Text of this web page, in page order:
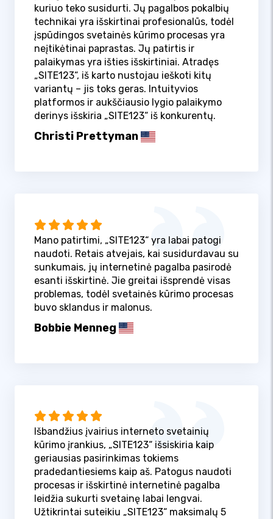
kuriuo teko susidurti. Jų pagalbos pokalbių
technikai yra išskirtinai profesionalūs, todėl
įspūdingos svetainės kūrimo procesas yra
neįtikėtinai paprastas. Jų patirtis ir
palaikymas yra išties išskirtiniai. Atradęs
„SITE123“, iš karto nustojau ieškoti kitų
variantų – jis toks geras. Intuityvios
platformos ir aukščiausio lygio palaikymo
derinys išskiria „SITE123“ iš konkurentų.
Christi Prettyman
Mano patirtimi, „SITE123“ yra labai patogi
naudoti. Retais atvejais, kai susidurdavau su
sunkumais, jų internetinė pagalba pasirodė
esanti išskirtinė. Jie greitai išsprendė visas
problemas, todėl svetainės kūrimo procesas
buvo sklandus ir malonus.
Bobbie Menneg
Išbandžius įvairius interneto svetainių
kūrimo įrankius, „SITE123“ išsiskiria kaip
geriausias pasirinkimas tokiems
pradedantiesiems kaip aš. Patogus naudoti
procesas ir išskirtinė internetinė pagalba
leidžia sukurti svetainę labai lengvai.
Užtikrintai suteikiu „SITE123“ maksimalų 5